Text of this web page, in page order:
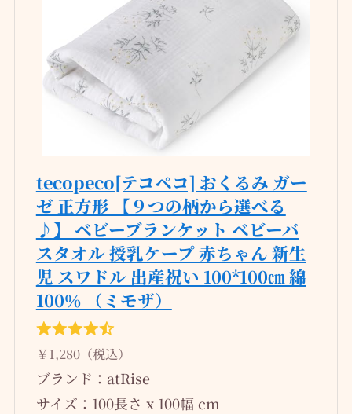
tecopeco[テコペコ] おくるみ ガー
ゼ 正方形 【９つの柄から選べる
♪】 ベビーブランケット ベビーバ
スタオル 授乳ケープ 赤ちゃん 新生
児 スワドル 出産祝い 100*100㎝ 綿
100％ （ミモザ）
￥1,280（税込）
ブランド：atRise
サイズ：100長さ x 100幅 cm